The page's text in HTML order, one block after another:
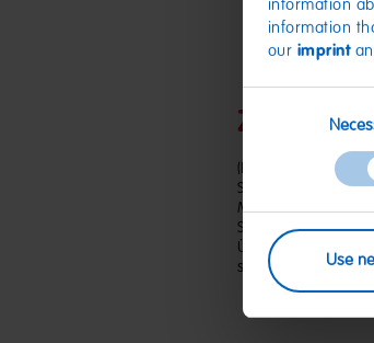
information
information
our imprint
Selection
Use
Zutaten
(D) Dragees |
Säuerungsmittel:
Mononatriumcitrat,
Spirulinkonzentrat;
Überzugsmittel:
schützen. Kann